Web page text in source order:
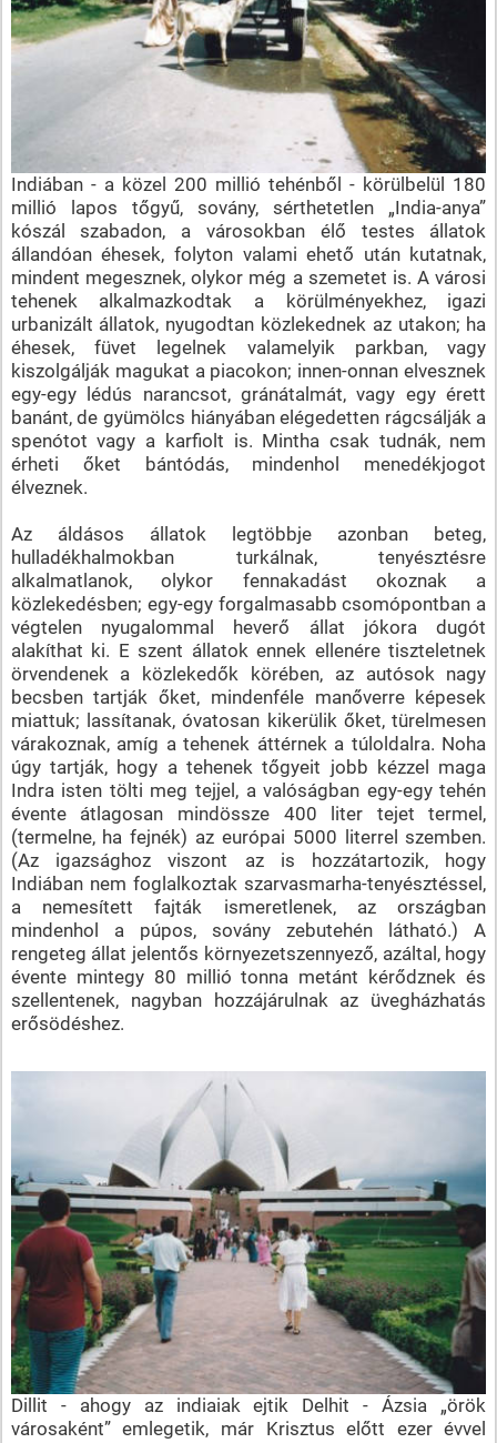
Indiában - a közel 200 millió tehénből - körülbelül 180
millió lapos tőgyű, sovány, sérthetetlen „India-anya”
kószál szabadon, a városokban élő testes állatok
állandóan éhesek, folyton valami ehető után kutatnak,
mindent megesznek, olykor még a szemetet is. A városi
tehenek alkalmazkodtak a körülményekhez, igazi
urbanizált állatok, nyugodtan közlekednek az utakon; ha
éhesek, füvet legelnek valamelyik parkban, vagy
kiszolgálják magukat a piacokon; innen-onnan elvesznek
egy-egy lédús narancsot, gránátalmát, vagy egy érett
banánt, de gyümölcs hiányában elégedetten rágcsálják a
spenótot vagy a karfiolt is. Mintha csak tudnák, nem
érheti őket bántódás, mindenhol menedékjogot
élveznek.
Az áldásos állatok legtöbbje azonban beteg,
hulladékhalmokban turkálnak, tenyésztésre
alkalmatlanok, olykor fennakadást okoznak a
közlekedésben; egy-egy forgalmasabb csomópontban a
végtelen nyugalommal heverő állat jókora dugót
alakíthat ki. E szent állatok ennek ellenére tiszteletnek
örvendenek a közlekedők körében, az autósok nagy
becsben tartják őket, mindenféle manőverre képesek
miattuk; lassítanak, óvatosan kikerülik őket, türelmesen
várakoznak, amíg a tehenek áttérnek a túloldalra. Noha
úgy tartják, hogy a tehenek tőgyeit jobb kézzel maga
Indra isten tölti meg tejjel, a valóságban egy-egy tehén
évente átlagosan mindössze 400 liter tejet termel,
(termelne, ha fejnék) az európai 5000 literrel szemben.
(Az igazsághoz viszont az is hozzátartozik, hogy
Indiában nem foglalkoztak szarvasmarha-tenyésztéssel,
a nemesített fajták ismeretlenek, az országban
mindenhol a púpos, sovány zebutehén látható.) A
rengeteg állat jelentős környezetszennyező, azáltal, hogy
évente mintegy 80 millió tonna metánt kérődznek és
szellentenek, nagyban hozzájárulnak az üvegházhatás
erősödéshez.
Dillit - ahogy az indiaiak ejtik Delhit - Ázsia „örök
városaként” emlegetik, már Krisztus előtt ezer évvel